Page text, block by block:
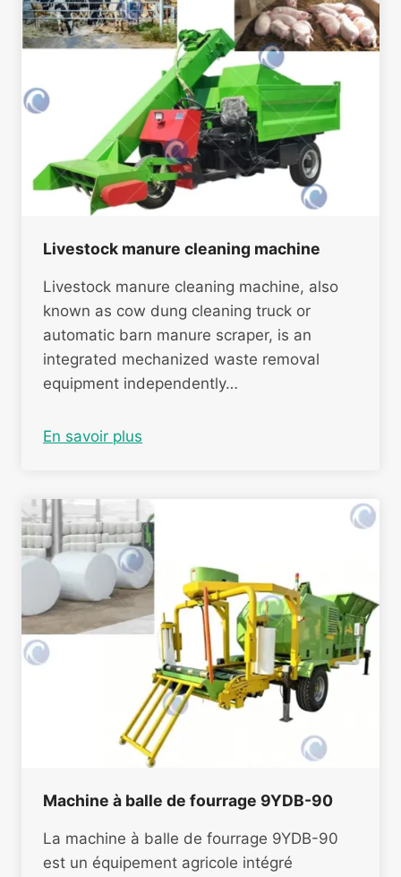
Livestock manure cleaning machine
Livestock manure cleaning machine, also
known as cow dung cleaning truck or
automatic barn manure scraper, is an
integrated mechanized waste removal
equipment independently…
En savoir plus
Machine à balle de fourrage 9YDB-90
La machine à balle de fourrage 9YDB-90
est un équipement agricole intégré